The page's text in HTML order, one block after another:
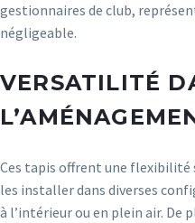
gestionnaires de club,
négligeable.
VERSATILITÉ
Ces tapis offrent une
les installer dans diverses
à l’intérieur ou en plein air. De